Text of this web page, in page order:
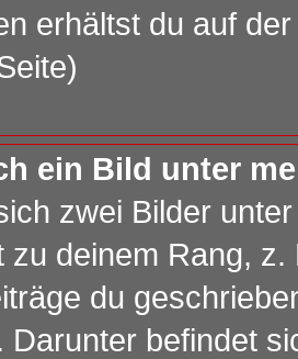
erhältst du auf
ein Bild unter
zwei Bilder
zu deinem Rang,
du
Darunter befindet